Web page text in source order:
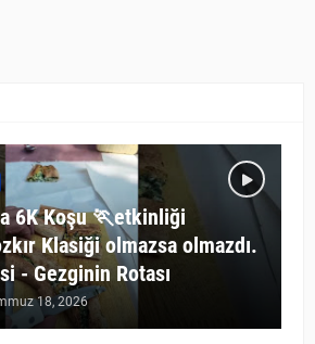
6K Koşu 🏃etkinliği
Klasiği olmazsa olmazdı.
- Gezginin Rotası
18, 2026